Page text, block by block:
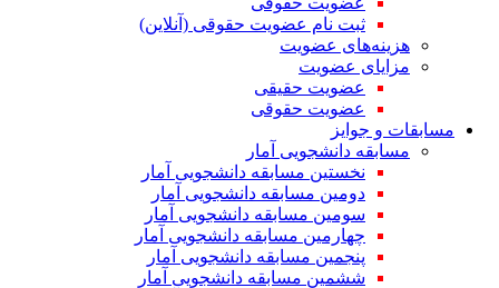
ثبت نام عضویت حقوقی (آنلاین)
هزینه‌های عضویت
مزایای عضویت
عضویت حقیقی
عضویت حقوقی
مسابقات و جوایز
مسابقه دانشجویی آمار
نخستین مسابقه دانشجویی آمار
دومین مسابقه دانشجویی آمار
سومین مسابقه دانشجویی آمار
چهارمین مسابقه دانشجویی آمار
پنجمین مسابقه دانشجویی آمار
ششمین مسابقه دانشجویی آمار